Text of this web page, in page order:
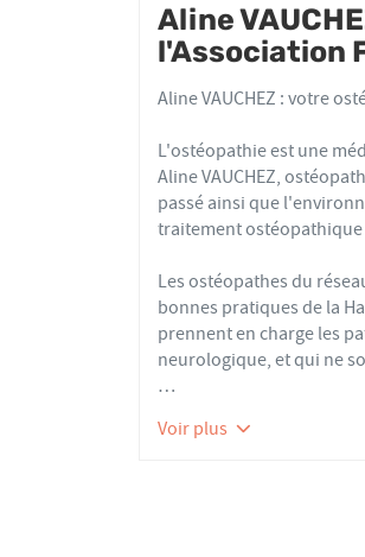
Aline
l'Association
Aline VAUCHEZ : votre
L'ostéopathie est une
Aline VAUCHEZ,
passé ainsi que
traitement
Les ostéopathes du
bonnes pratiques de la
prennent en charge les
neurologique, et qui ne
tous les patients
Voir plus